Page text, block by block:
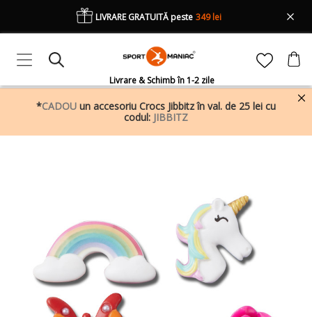
Livrare & Schimb în 1-2 zile
LIVRARE GRATUITĂ peste 349 lei
*CADOU un accesoriu Crocs Jibbitz în val. de 25 lei cu
codul: JIBBITZ